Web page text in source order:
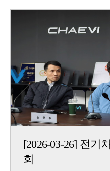
[2026-03-26] 전기
회